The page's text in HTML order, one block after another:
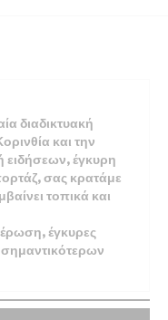
διαδικτυακή
και την
ειδήσεων, έγκυρη
σας κρατάμε
τοπικά και
έγκυρες